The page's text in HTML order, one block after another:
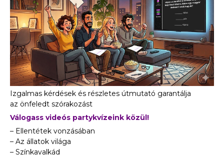
Izgalmas kérdések és részletes útmutató garantálja
az önfeledt szórakozást
Válogass videós partykvízeink közül!
– Ellentétek vonzásában
– Az állatok világa
– Színkavalkád